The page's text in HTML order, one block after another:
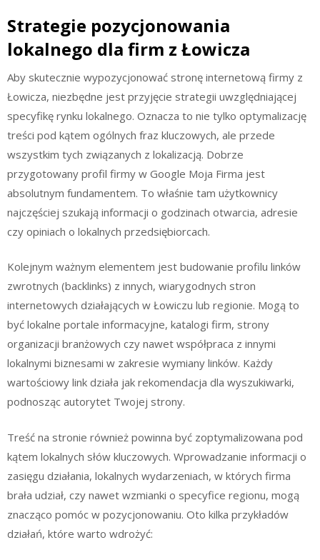
Strategie pozycjonowania
lokalnego dla firm z Łowicza
Aby skutecznie wypozycjonować stronę internetową firmy z
Łowicza, niezbędne jest przyjęcie strategii uwzględniającej
specyfikę rynku lokalnego. Oznacza to nie tylko optymalizację
treści pod kątem ogólnych fraz kluczowych, ale przede
wszystkim tych związanych z lokalizacją. Dobrze
przygotowany profil firmy w Google Moja Firma jest
absolutnym fundamentem. To właśnie tam użytkownicy
najczęściej szukają informacji o godzinach otwarcia, adresie
czy opiniach o lokalnych przedsiębiorcach.
Kolejnym ważnym elementem jest budowanie profilu linków
zwrotnych (backlinks) z innych, wiarygodnych stron
internetowych działających w Łowiczu lub regionie. Mogą to
być lokalne portale informacyjne, katalogi firm, strony
organizacji branżowych czy nawet współpraca z innymi
lokalnymi biznesami w zakresie wymiany linków. Każdy
wartościowy link działa jak rekomendacja dla wyszukiwarki,
podnosząc autorytet Twojej strony.
Treść na stronie również powinna być zoptymalizowana pod
kątem lokalnych słów kluczowych. Wprowadzanie informacji o
zasięgu działania, lokalnych wydarzeniach, w których firma
brała udział, czy nawet wzmianki o specyfice regionu, mogą
znacząco pomóc w pozycjonowaniu. Oto kilka przykładów
działań, które warto wdrożyć: